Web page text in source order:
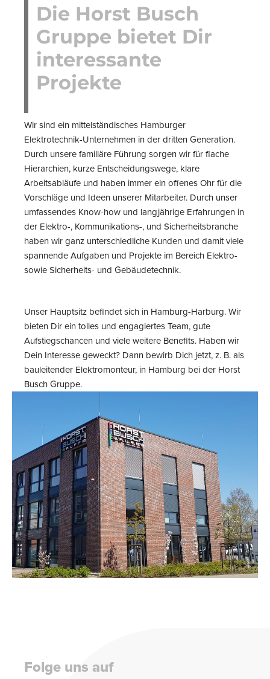
Die Horst Busch
Gruppe bietet Dir
interessante
Projekte
Wir sind ein mittelständisches Hamburger
Elektrotechnik-Unternehmen in der dritten Generation.
Durch unsere familiäre Führung sorgen wir für flache
Hierarchien, kurze Entscheidungswege, klare
Arbeitsabläufe und haben immer ein offenes Ohr für die
Vorschläge und Ideen unserer Mitarbeiter. Durch unser
umfassendes Know-how und langjährige Erfahrungen in
der Elektro-, Kommunikations-, und Sicherheitsbranche
haben wir ganz unterschiedliche Kunden und damit viele
spannende Aufgaben und Projekte im Bereich Elektro-
sowie Sicherheits- und Gebäudetechnik.
Unser Hauptsitz befindet sich in Hamburg-Harburg. Wir
bieten Dir ein tolles und engagiertes Team, gute
Aufstiegschancen und viele weitere Benefits. Haben wir
Dein Interesse geweckt? Dann bewirb Dich jetzt, z. B. als
bauleitender Elektromonteur, in Hamburg bei der Horst
Busch Gruppe.
Folge uns auf